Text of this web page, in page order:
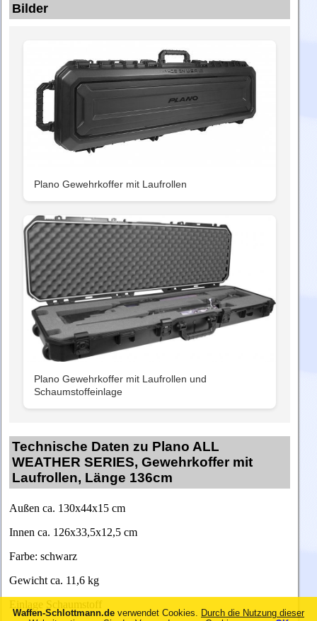
Bilder
Plano Gewehrkoffer mit Laufrollen
Plano Gewehrkoffer mit Laufrollen und
Schaumstoffeinlage
Technische Daten zu Plano ALL
WEATHER SERIES, Gewehrkoffer mit
Laufrollen, Länge 136cm
Außen ca. 130x44x15 cm
Innen ca. 126x33,5x12,5 cm
Farbe: schwarz
Gewicht ca. 11,6 kg
Einlage Schaumstoff
Waffen-Schlottmann.de verwendet Cookies. Durch die Nutzung dieser